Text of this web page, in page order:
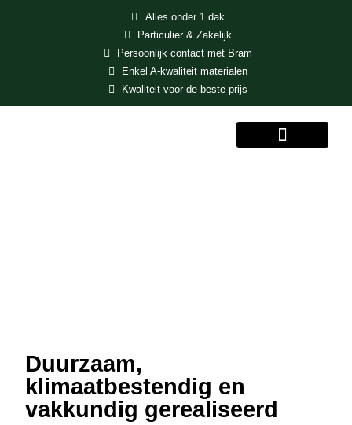
Alles onder 1 dak
Particulier & Zakelijk
Persoonlijk contact met Bram
Enkel A-kwaliteit materialen
Kwaliteit voor de beste prijs
Duurzaam,
klimaatbestendig en
vakkundig gerealiseerd